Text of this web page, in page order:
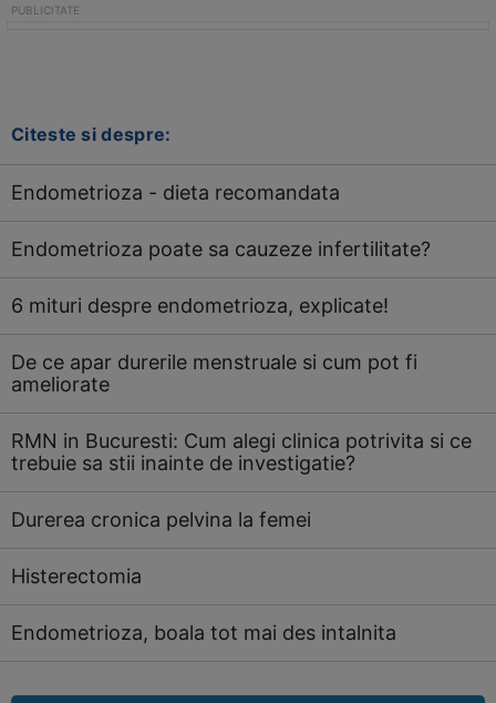
Citeste si despre:
Endometrioza - dieta recomandata
Endometrioza poate sa cauzeze infertilitate?
6 mituri despre endometrioza, explicate!
De ce apar durerile menstruale si cum pot fi
ameliorate
RMN in Bucuresti: Cum alegi clinica potrivita si ce
trebuie sa stii inainte de investigatie?
Durerea cronica pelvina la femei
Histerectomia
Endometrioza, boala tot mai des intalnita